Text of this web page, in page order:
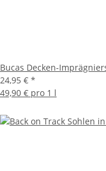
Bucas Decken-
24,95 € *
49,90 € pro 1 l